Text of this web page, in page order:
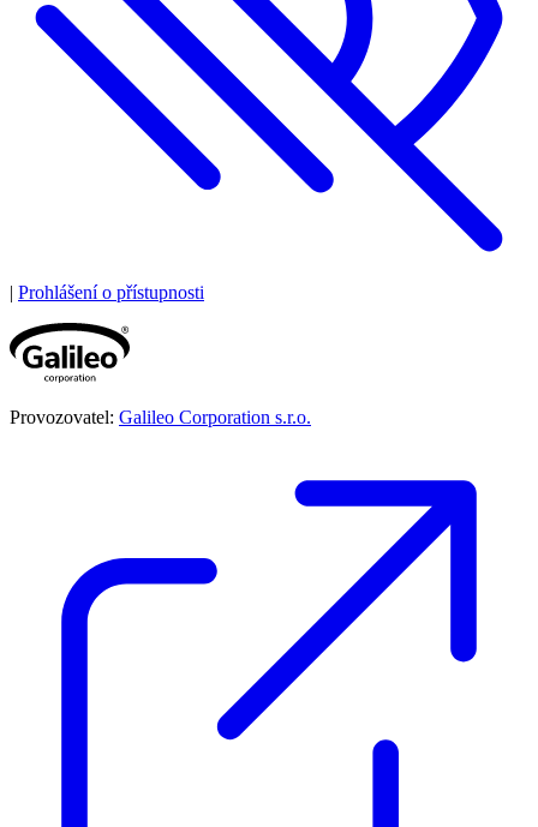
| Prohlášení o přístupnosti
Provozovatel: Galileo Corporation s.r.o.